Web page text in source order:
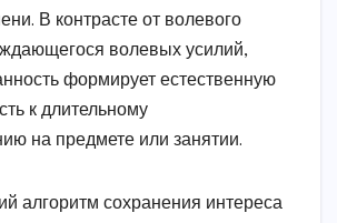
В контрасте от волевого
волевых усилий,
формирует естественную
к длительному
на предмете или занятии.
алгоритм сохранения интереса